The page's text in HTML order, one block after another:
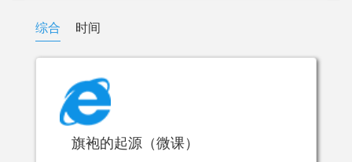
综合 时间
旗袍的起源（微课）